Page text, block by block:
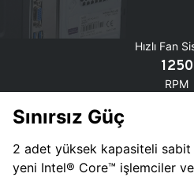
Hızlı Fan
1250
RPM
Sınırsız Güç
2 adet yüksek kapasiteli
yeni Intel® Core™ işlemciler